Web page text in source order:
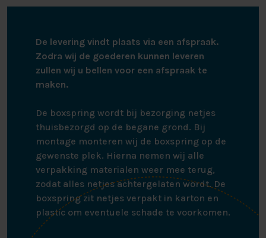
De levering vindt plaats via een afspraak.
Zodra wij de goederen kunnen leveren
zullen wij u bellen voor een afspraak te
maken.
De boxspring wordt bij bezorging netjes
thuisbezorgd op de begane grond. Bij
montage monteren wij de boxspring op de
gewenste plek. Hierna nemen wij alle
verpakking materialen weer mee terug,
zodat alles netjes achtergelaten wordt. De
boxspring zit netjes verpakt in karton en
plastic om eventuele schade te voorkomen.